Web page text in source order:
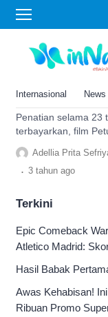
Internasional News
sadam
Sinopsis dan
Film
Sadam Usai 23
Penatian selama 23
terbayarkan, film
akan hadir di layar bioskop
September 2023.
Adellia Prita
. 3 tahun ago
Terkini
Epic Comeback
Atletico Madrid:
Hasil Babak
Awas Kehabisan!
Ribuan Promo